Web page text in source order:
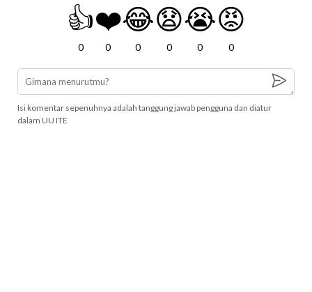
👍
0
❤️
0
😂
0
😧
0
😭
0
😡
0
Isi komentar sepenuhnya adalah tanggung jawab pengguna dan diatur
dalam UU ITE